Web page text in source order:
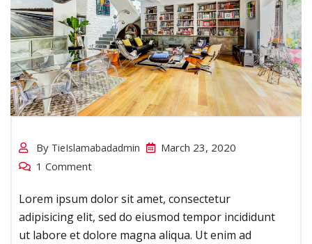
cing .
By TieIslamabadadmin
March 23, 2020
1 Comment
Lorem ipsum dolor sit amet, consectetur
adipisicing elit, sed do eiusmod tempor incididunt
ut labore et dolore magna aliqua. Ut enim ad